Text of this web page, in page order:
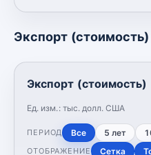
Экспорт (стоимость)
Экспорт (стоимость)
Ед. изм.: тыс. долл. США
ПЕРИОД Все 5 лет
ОТОБРАЖЕНИЕ Сетка